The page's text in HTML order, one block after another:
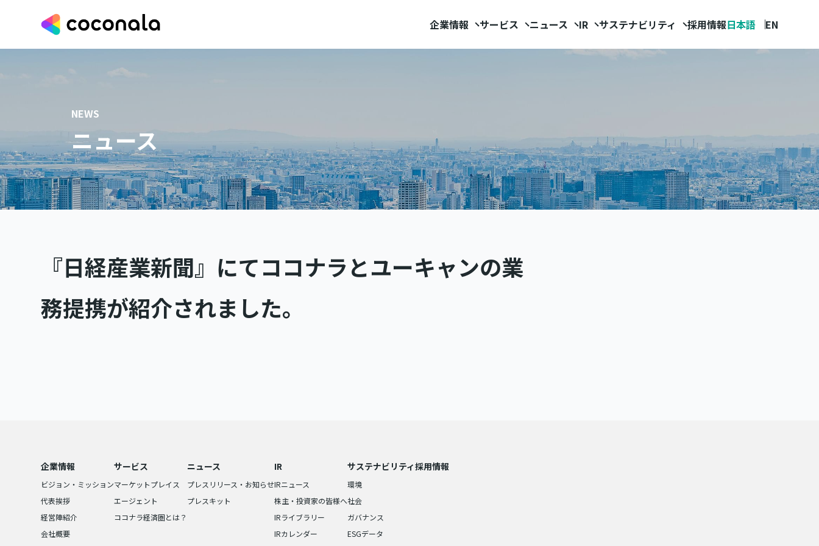
企業情報 サービス ニュース IR サステナビリティ 採用情報日本語 EN
NEWS
ニュース
『日経産業新聞』にてココナラとユーキャンの業
務提携が紹介されました。
企業情報
ビジョン・ミッション
代表挨拶
経営陣紹介
会社概要
サービス
マーケットプレイス
エージェント
ココナラ経済圏とは？
ニュース
プレスリリース・お知らせ
プレスキット
IR
IRニュース
株主・投資家の皆様へ
IRライブラリー
IRカレンダー
サステナビリティ
環境
社会
ガバナンス
ESGデータ
採用情報